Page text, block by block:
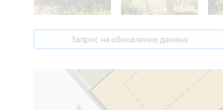
Запрос на обновление данных